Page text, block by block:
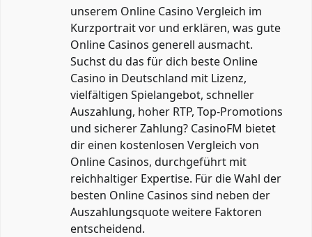
unserem Online Casino Vergleich im
Kurzportrait vor und erklären, was gute
Online Casinos generell ausmacht.
Suchst du das für dich beste Online
Casino in Deutschland mit Lizenz,
vielfältigen Spielangebot, schneller
Auszahlung, hoher RTP, Top-Promotions
und sicherer Zahlung? CasinoFM bietet
dir einen kostenlosen Vergleich von
Online Casinos, durchgeführt mit
reichhaltiger Expertise. Für die Wahl der
besten Online Casinos sind neben der
Auszahlungsquote weitere Faktoren
entscheidend.